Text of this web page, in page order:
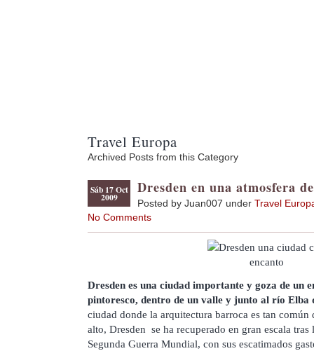
Travel Europa
Archived Posts from this Category
Sáb 17 Oct
2009
Dresden en una atmosfera
Posted by Juan007 under Travel
No Comments
Dresden es una ciudad importante y goza de un
pintoresco, dentro de un valle y junto al río Elba
ciudad donde la arquitectura barroca es tan común
alto, Dresden se ha recuperado en gran escala tras
Segunda Guerra Mundial, con sus escatimados